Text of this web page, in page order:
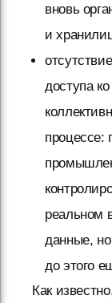
вновь
и
доступа
процессе:
реальном
данные,
до этого
Как